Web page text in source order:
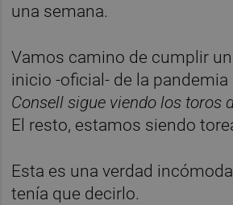
una semana.
Vamos camino de cumplir un
inicio -oficial- de la pandemia
Consell sigue viendo los toros
El resto, estamos siendo
Esta es una verdad
tenía que decirlo.